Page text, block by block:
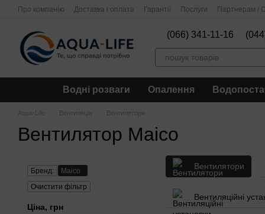
Перейти до основного контенту
Про компанію Доставка і оплата Гарантії Послуги Партнерам /
(066) 341-11-16
Водні розваги Опалення
Aqua-Life Вентиляція Вентилятори
Вентилятор Maico
Вентилятори
Вентиляційні
Бренд:
Maico
Очистити фільтр
Ціна, грн